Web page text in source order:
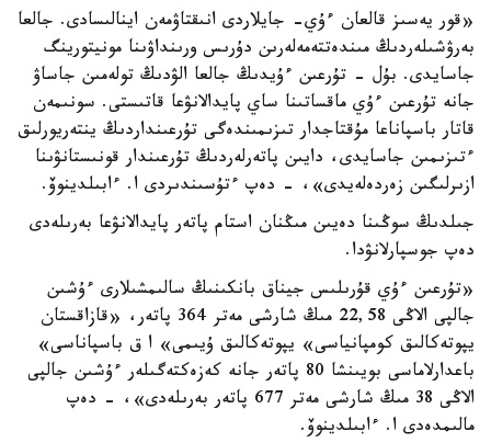
«قور يەسىز قالعان ءۇي- جايلاردى انىقتاۋمەن اينالىسادى. جالعا
بەرۋشىلەردىڭ مىندەتتەمەلەرىن دۇرىس ورىنداۋىنا مونيتورينگ
جاسايدى. بۇل - تۇرعىن ءۇيدىڭ جالعا الۋدىڭ تولەمىن جاساۋ
جانە تۇرعىن ءۇي ماقساتىنا ساي پايدالانۋعا قاتىستى. سونىمەن
قاتار باسپاناعا مۇقتاجدار تىزىمىندەگى تۇرعىنداردىڭ ينتەريورلىق
ءتىزىمىن جاسايدى، دايىن پاتەرلەردىڭ تۇرعىندار قونىستانۋىنا
ازىرلىگىن زەردەلەيدى»، - دەپ ءتۇسىندىردى ا. ءابىلدينوۆ.
جىلدىڭ سوڭىنا دەيىن مىڭنان استام پاتەر پايدالانۋعا بەرىلەدى
دەپ جوسپارلانۋدا.
«تۇرعىن ءۇي قۇرىلىس جيناق بانكىنىڭ سالىمشىلارى ءۇشىن
جالپى الاڭى 22,58 مىڭ شارشى مەتر 364 پاتەر، «قازاقستان
يپوتەكالىق كومپانياسى» يپوتەكالىق ۇيىمى» ا ق باسپاناسى»
باعدارلاماسى بويىنشا 80 پاتەر جانە كەزەكتەگىلەر ءۇشىن جالپى
الاڭى 38 مىڭ شارشى مەتر 677 پاتەر بەرىلەدى»، - دەپ
مالىمدەدى ا. ءابىلدينوۆ.